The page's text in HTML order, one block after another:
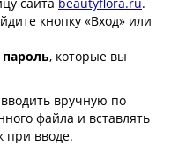
кнопку «Вход» или
пароль, которые вы
вручную по
файла и вставлять
при вводе.